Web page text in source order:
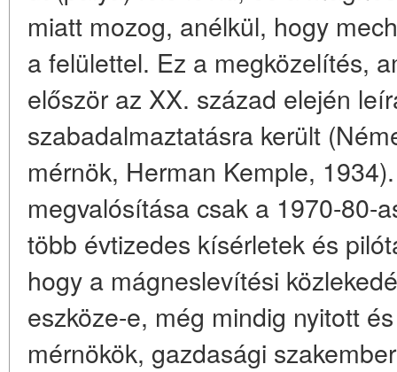
miatt mozog, anélkül, hogy
a felülettel. Ez a megközelítés,
először az XX. század elején
szabadalmaztatásra került
mérnök, Herman Kemple,
megvalósítása csak a 1970-80-
több évtizedes kísérletek és
hogy a mágneslevítési
eszköze-e, még mindig nyitott
mérnökök, gazdasági